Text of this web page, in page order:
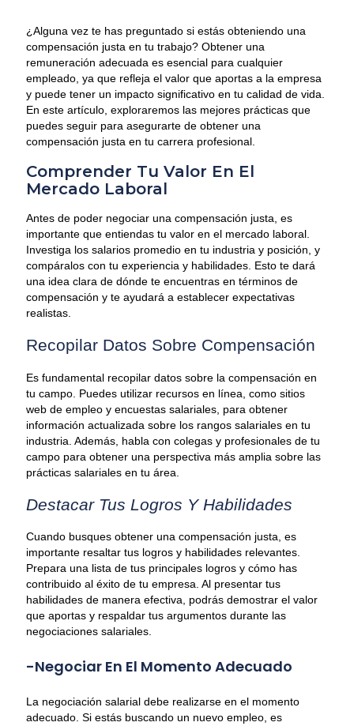
¿Alguna vez te has preguntado si estás obteniendo una
compensación justa en tu trabajo? Obtener una
remuneración adecuada es esencial para cualquier
empleado, ya que refleja el valor que aportas a la empresa
y puede tener un impacto significativo en tu calidad de vida.
En este artículo, exploraremos las mejores prácticas que
puedes seguir para asegurarte de obtener una
compensación justa en tu carrera profesional.
Comprender Tu Valor En El
Mercado Laboral
Antes de poder negociar una compensación justa, es
importante que entiendas tu valor en el mercado laboral.
Investiga los salarios promedio en tu industria y posición, y
compáralos con tu experiencia y habilidades. Esto te dará
una idea clara de dónde te encuentras en términos de
compensación y te ayudará a establecer expectativas
realistas.
Recopilar Datos Sobre Compensación
Es fundamental recopilar datos sobre la compensación en
tu campo. Puedes utilizar recursos en línea, como sitios
web de empleo y encuestas salariales, para obtener
información actualizada sobre los rangos salariales en tu
industria. Además, habla con colegas y profesionales de tu
campo para obtener una perspectiva más amplia sobre las
prácticas salariales en tu área.
Destacar Tus Logros Y Habilidades
Cuando busques obtener una compensación justa, es
importante resaltar tus logros y habilidades relevantes.
Prepara una lista de tus principales logros y cómo has
contribuido al éxito de tu empresa. Al presentar tus
habilidades de manera efectiva, podrás demostrar el valor
que aportas y respaldar tus argumentos durante las
negociaciones salariales.
-Negociar En El Momento Adecuado
La negociación salarial debe realizarse en el momento
adecuado. Si estás buscando un nuevo empleo, es